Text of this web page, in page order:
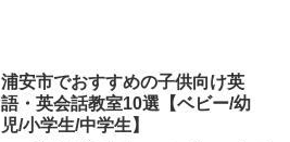
浦安市でおすすめの子供向け英
語・英会話教室10選【ベビー/幼
児/小学生/中学生】